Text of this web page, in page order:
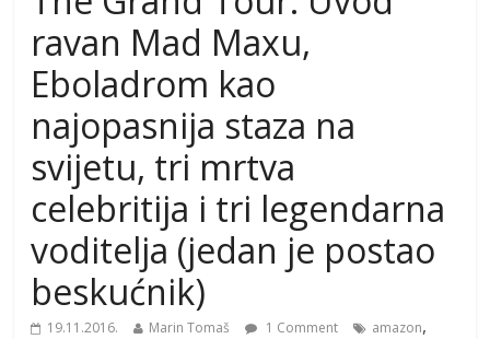
ravan Mad Maxu,
Eboladrom kao
najopasnija staza na
svijetu, tri mrtva
celebritija i tri legendarna
voditelja (jedan je postao
beskućnik)
19.11.2016. Marin Tomaš 1 Comment amazon,